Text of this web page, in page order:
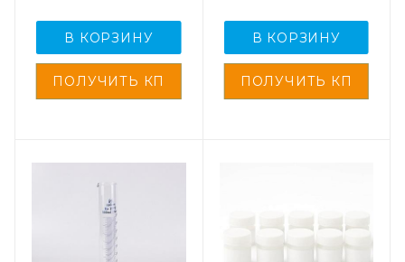
В КОРЗИНУ В КОРЗИНУ